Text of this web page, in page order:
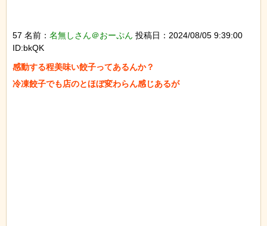
57 名前： 名無しさん＠おーぷん 投稿日：2024/08/05 9:39:00
ID:bkQK
感動する程美味い餃子ってあるんか？
冷凍餃子でも店のとほぼ変わらん感じあるが